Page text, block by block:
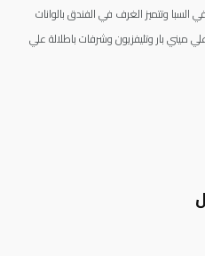
السبا وتتميز الغرف في الفندق بالوانات
بار وتليفزيون وشرفات باطلالة علي